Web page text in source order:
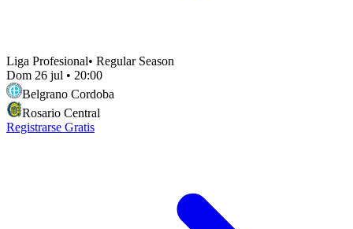
Liga Profesional• Regular Season
Dom 26 jul • 20:00
Belgrano Cordoba
Rosario Central
Registrarse Gratis